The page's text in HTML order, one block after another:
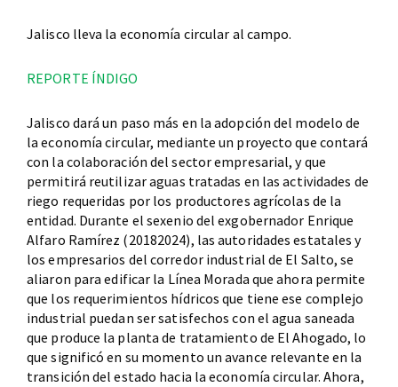
Jalisco lleva la economía circular al campo.
REPORTE ÍNDIGO
Jalisco dará un paso más en la adopción del modelo de
la economía circular, mediante un proyecto que contará
con la colaboración del sector empresarial, y que
permitirá reutilizar aguas tratadas en las actividades de
riego requeridas por los productores agrícolas de la
entidad. Durante el sexenio del exgobernador Enrique
Alfaro Ramírez (20182024), las autoridades estatales y
los empresarios del corredor industrial de El Salto, se
aliaron para edificar la Línea Morada que ahora permite
que los requerimientos hídricos que tiene ese complejo
industrial puedan ser satisfechos con el agua saneada
que produce la planta de tratamiento de El Ahogado, lo
que significó en su momento un avance relevante en la
transición del estado hacia la economía circular. Ahora,